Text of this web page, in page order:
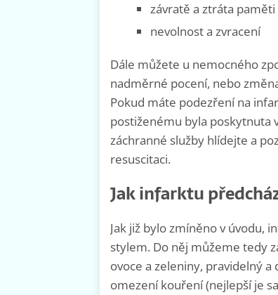
závratě a ztráta paměti
nevolnost a zvracení
Dále můžete u nemocného
nadměrné pocení, nebo
Pokud máte podezření na
postiženému byla poskytnuta
záchranné služby hlídejte a
resuscitaci.
Jak infarktu
Jak již bylo zmíněno v úvodu,
stylem. Do něj můžeme tedy
ovoce a zeleniny, pravidelný
omezení kouření (nejlepší je